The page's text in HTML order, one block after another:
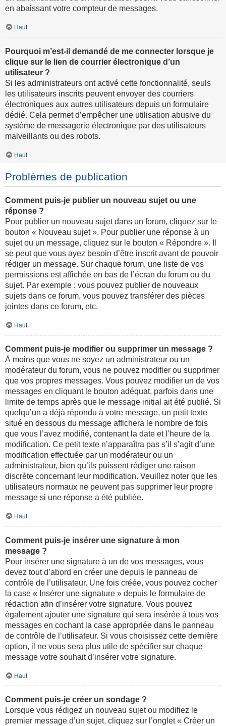
en abaissant votre compteur de messages.
Haut
Pourquoi m’est-il demandé de me connecter lorsque je
clique sur le lien de courrier électronique d’un
utilisateur ?
Si les administrateurs ont activé cette fonctionnalité, seuls
les utilisateurs inscrits peuvent envoyer des courriers
électroniques aux autres utilisateurs depuis un formulaire
dédié. Cela permet d’empêcher une utilisation abusive du
système de messagerie électronique par des utilisateurs
malveillants ou des robots.
Haut
Problèmes de publication
Comment puis-je publier un nouveau sujet ou une
réponse ?
Pour publier un nouveau sujet dans un forum, cliquez sur le
bouton « Nouveau sujet ». Pour publier une réponse à un
sujet ou un message, cliquez sur le bouton « Répondre ». Il
se peut que vous ayez besoin d’être inscrit avant de pouvoir
rédiger un message. Sur chaque forum, une liste de vos
permissions est affichée en bas de l’écran du forum ou du
sujet. Par exemple : vous pouvez publier de nouveaux
sujets dans ce forum, vous pouvez transférer des pièces
jointes dans ce forum, etc.
Haut
Comment puis-je modifier ou supprimer un message ?
À moins que vous ne soyez un administrateur ou un
modérateur du forum, vous ne pouvez modifier ou supprimer
que vos propres messages. Vous pouvez modifier un de vos
messages en cliquant le bouton adéquat, parfois dans une
limite de temps après que le message initial ait été publié. Si
quelqu’un a déjà répondu à votre message, un petit texte
situé en dessous du message affichera le nombre de fois
que vous l’avez modifié, contenant la date et l’heure de la
modification. Ce petit texte n’apparaîtra pas s’il s’agit d’une
modification effectuée par un modérateur ou un
administrateur, bien qu’ils puissent rédiger une raison
discrète concernant leur modification. Veuillez noter que les
utilisateurs normaux ne peuvent pas supprimer leur propre
message si une réponse a été publiée.
Haut
Comment puis-je insérer une signature à mon
message ?
Pour insérer une signature à un de vos messages, vous
devez tout d’abord en créer une depuis le panneau de
contrôle de l’utilisateur. Une fois créée, vous pouvez cocher
la case « Insérer une signature » depuis le formulaire de
rédaction afin d’insérer votre signature. Vous pouvez
également ajouter une signature qui sera insérée à tous vos
messages en cochant la case appropriée dans le panneau
de contrôle de l’utilisateur. Si vous choisissez cette dernière
option, il ne vous sera plus utile de spécifier sur chaque
message votre souhait d’insérer votre signature.
Haut
Comment puis-je créer un sondage ?
Lorsque vous rédigez un nouveau sujet ou modifiez le
premier message d’un sujet, cliquez sur l’onglet « Créer un